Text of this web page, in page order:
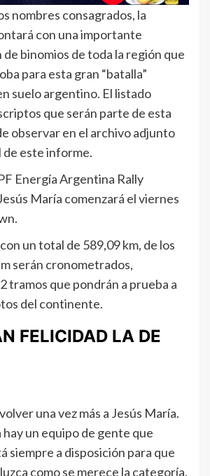
nombres consagrados, la
con una importante
binomios de toda la región que
para esta gran “batalla”
suelo argentino. El listado
que serán parte de esta
observar en el archivo adjunto
de este informe.
Energía Argentina Rally
María comenzará el viernes
un total de 589,09 km, de los
serán cronometrados,
tramos que pondrán a prueba a
del continente.
FELICIDAD LA DE
una vez más a Jesús María.
hay un equipo de gente que
siempre a disposición para que
como se merece la categoría.